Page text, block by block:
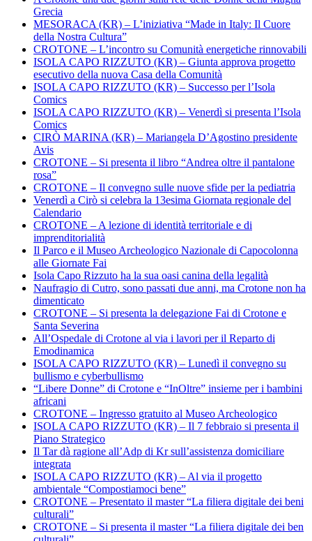
Grecia
MESORACA (KR) – L’iniziativa “Made in Italy: Il Cuore
della Nostra Cultura”
CROTONE – L’incontro su Comunità energetiche rinnovabili
ISOLA CAPO RIZZUTO (KR) – Giunta approva progetto
esecutivo della nuova Casa della Comunità
ISOLA CAPO RIZZUTO (KR) – Successo per l’Isola
Comics
ISOLA CAPO RIZZUTO (KR) – Venerdì si presenta l’Isola
Comics
CIRÒ MARINA (KR) – Mariangela D’Agostino presidente
Avis
CROTONE – Si presenta il libro “Andrea oltre il pantalone
rosa”
CROTONE – Il convegno sulle nuove sfide per la pediatria
Venerdì a Cirò si celebra la 13esima Giornata regionale del
Calendario
CROTONE – A lezione di identità territoriale e di
imprenditorialità
Il Parco e il Museo Archeologico Nazionale di Capocolonna
alle Giornate Fai
Isola Capo Rizzuto ha la sua oasi canina della legalità
Naufragio di Cutro, sono passati due anni, ma Crotone non ha
dimenticato
CROTONE – Si presenta la delegazione Fai di Crotone e
Santa Severina
All’Ospedale di Crotone al via i lavori per il Reparto di
Emodinamica
ISOLA CAPO RIZZUTO (KR) – Lunedì il convegno su
bullismo e cyberbullismo
“Libere Donne” di Crotone e “InOltre” insieme per i bambini
africani
CROTONE – Ingresso gratuito al Museo Archeologico
ISOLA CAPO RIZZUTO (KR) – Il 7 febbraio si presenta il
Piano Strategico
Il Tar dà ragione all’Adp di Kr sull’assistenza domiciliare
integrata
ISOLA CAPO RIZZUTO (KR) – Al via il progetto
ambientale “Compostiamoci bene”
CROTONE – Presentato il master “La filiera digitale dei beni
culturali”
CROTONE – Si presenta il master “La filiera digitale dei ben